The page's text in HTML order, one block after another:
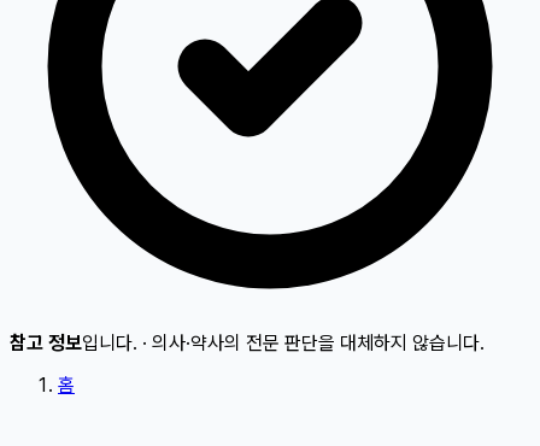
참고 정보입니다. · 의사·약사의 전문 판단을 대체하지 않습니다.
홈